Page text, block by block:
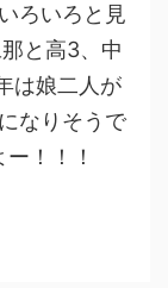
ろいろと見
と高3、中
は娘二人が
なりそうで
！！！